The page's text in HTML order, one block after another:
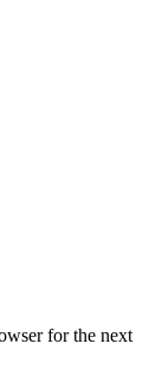
for the next